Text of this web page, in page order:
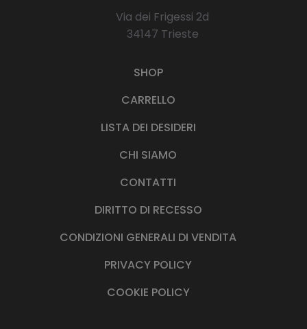
Via dei Frigessi 2d
34147 Trieste
SHOP
CARRELLO
LISTA DEI DESIDERI
CHI SIAMO
CONTATTI
DIRITTO DI RECESSO
CONDIZIONI GENERALI DI VENDITA
PRIVACY POLICY
COOKIE POLICY